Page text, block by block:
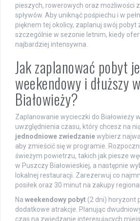
pieszych, rowerowych oraz możliwości
spływów. Aby uniknąć pośpiechu i w
pięknem tej okolicy, zaplanuj swój
szczególnie w sezonie letnim, kiedy
najbardziej intensywna.
Jak zaplanować pobyt
weekendowy i dłuższy w
Białowieży?
Zaplanowanie wycieczki do Białowieży
uwzględnienia czasu, który chcesz na
jednodniowe zwiedzaniewybierz
aby zmieścić się w programie.
świeżym powietrzu, takich jak piesze
w Puszczy Białowieskiej, a następnie
lokalnej restauracji. Zarezerwuj co
posiłek oraz 30 minut na zakupy
Na weekendowy pobyt (2 dni) horyzont
dodatkowe atrakcje. Planując
czas na zwiedzanie interesujących